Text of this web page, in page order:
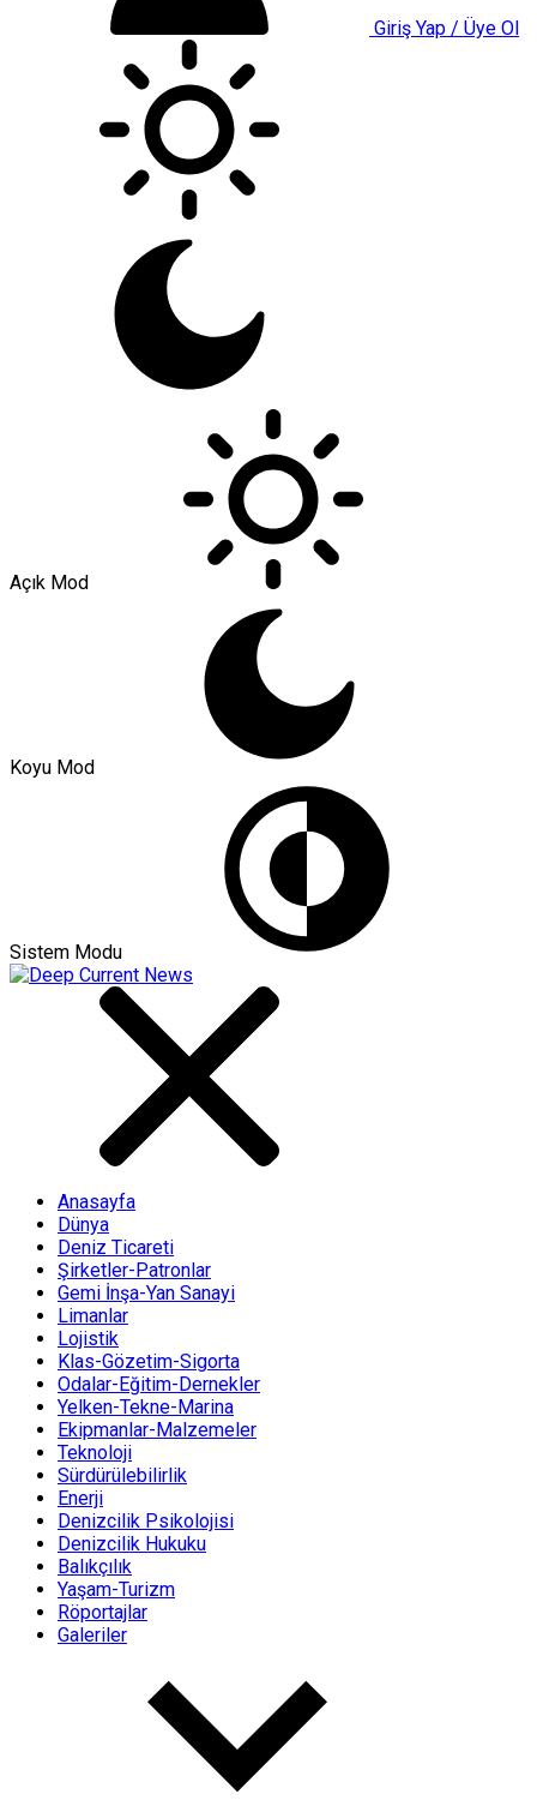
Giriş Yap / Üye Ol
Açık Mod
Koyu Mod
Sistem Modu
Anasayfa
Dünya
Deniz Ticareti
Şirketler-Patronlar
Gemi İnşa-Yan Sanayi
Limanlar
Lojistik
Klas-Gözetim-Sigorta
Odalar-Eğitim-Dernekler
Yelken-Tekne-Marina
Ekipmanlar-Malzemeler
Teknoloji
Sürdürülebilirlik
Enerji
Denizcilik Psikolojisi
Denizcilik Hukuku
Balıkçılık
Yaşam-Turizm
Röportajlar
Galeriler